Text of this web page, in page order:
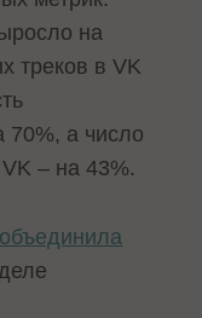
на
треков в VK
70%, а число
– на 43%.